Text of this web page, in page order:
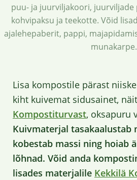
puu- ja juurviljakoori, juurviljade
kohvipaksu ja teekotte. Võid
ajalehepaberit, pappi,
munakarpe.
Lisa kompostile pärast
kiht kuivemat sidusainet,
Kompostiturvast, oksapuru
Kuivmaterjal tasakaalustab
kobestab massi ning hoiab
lõhnad. Võid anda
lisades materjalile Kekkilä